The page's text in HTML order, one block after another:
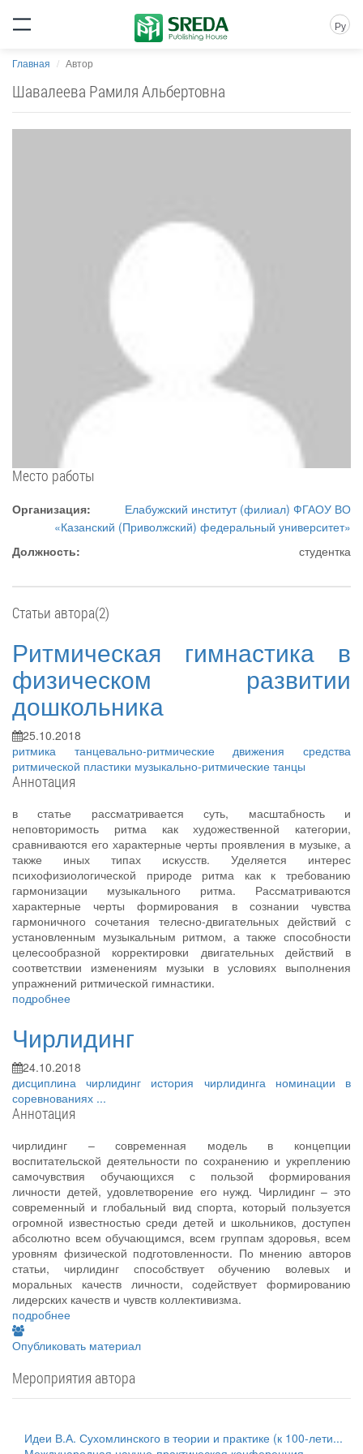
Ру
Главная Автор
Шавалеева Рамиля Альбертовна
Место работы
Организация:
Елабужский институт (филиал) ФГАОУ ВО
«Казанский (Приволжский) федеральный университет»
Должность:
студентка
Статьи автора(2)
Ритмическая гимнастика в
физическом развитии
дошкольника
25.10.2018
ритмика танцевально-ритмические движениясредства
ритмической пластики музыкально-ритмические танцы
Аннотация
в статье рассматривается суть, масштабность и
неповторимость ритма как художественной категории,
сравниваются его характерные черты проявления в музыке, а
также иных типах искусств. Уделяется интерес
психофизиологической природе ритма как к требованию
гармонизации музыкального ритма. Рассматриваются
характерные черты формирования в сознании чувства
гармоничного сочетания телесно-двигательных действий с
установленным музыкальным ритмом, а также способности
целесообразной корректировки двигательных действий в
соответствии изменениям музыки в условиях выполнения
упражнений ритмической гимнастики.
подробнее
Чирлидинг
24.10.2018
дисциплиначирлидинг история чирлидинга номинации в
соревнованиях ...
Аннотация
чирлидинг – современная модель в концепции
воспитательской деятельности по сохранению и укреплению
самочувствия обучающихся с пользой формирования
личности детей, удовлетворение его нужд. Чирлидинг – это
современный и глобальный вид спорта, который пользуется
огромной известностью среди детей и школьников, доступен
абсолютно всем обучающимся, всем группам здоровья, всем
уровням физической подготовленности. По мнению авторов
статьи, чирлидинг способствует обучению волевых и
моральных качеств личности, содействует формированию
лидерских качеств и чувств коллективизма.
подробнее
Опубликовать материал
Мероприятия автора
Идеи В.А. Сухомлинского в теории и практике (к 100-лети...